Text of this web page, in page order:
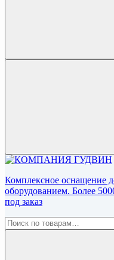
Комплексное оснащение
оборудованием. Более
под заказ